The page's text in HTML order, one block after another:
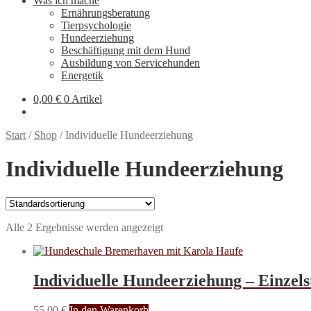
Ernährungsberatung
Tierpsychologie
Hundeerziehung
Beschäftigung mit dem Hund
Ausbildung von Servicehunden
Energetik
0,00 € 0 Artikel
Start / Shop /Individuelle Hundeerziehung
Individuelle Hundeerziehung
Alle 2 Ergebnisse werden angezeigt
Individuelle Hundeerziehung –